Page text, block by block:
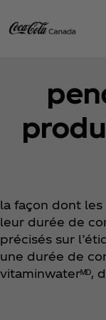
la façon dont
leur durée de
précisés sur
une durée de
vitaminwaterᴹᴰ,